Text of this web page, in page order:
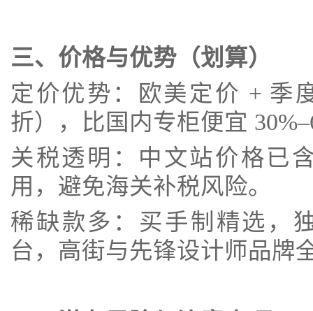
三、价格与优势（划算）
定价优势：欧美定价 + 季
折），比国内专柜便宜
关税透明：中文站价格已
用，避免海关补税风险。
稀缺款多：买手制精选，
台，高街与先锋设计师品牌